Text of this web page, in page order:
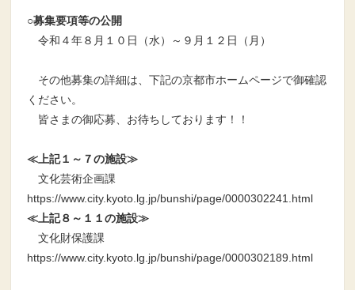
○募集要項等の公開
令和４年８月１０日（水）～９月１２日（月）
その他募集の詳細は、下記の京都市ホームページで御確認
ください。
皆さまの御応募、お待ちしております！！
≪上記１～７の施設≫
文化芸術企画課
https://www.city.kyoto.lg.jp/bunshi/page/0000302241.html
≪上記８～１１の施設≫
文化財保護課
https://www.city.kyoto.lg.jp/bunshi/page/0000302189.html